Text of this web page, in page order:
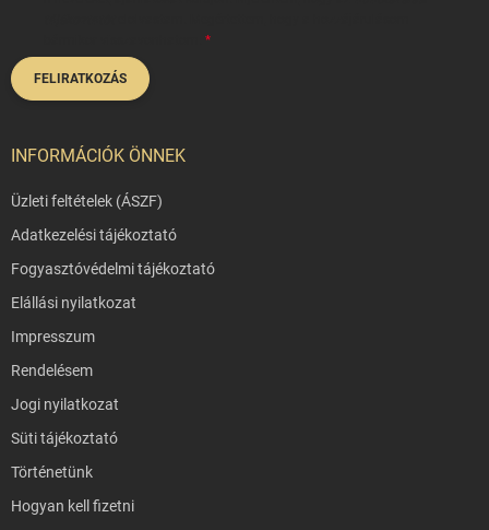
FELIRATKOZÁS
INFORMÁCIÓK ÖNNEK
Üzleti feltételek (ÁSZF)
Adatkezelési tájékoztató
Fogyasztóvédelmi tájékoztató
Elállási nyilatkozat
Impresszum
Rendelésem
Jogi nyilatkozat
Süti tájékoztató
Történetünk
Hogyan kell fizetni